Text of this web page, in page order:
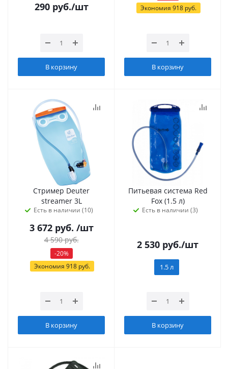
290руб./шт
В корзину
Экономия 918 руб.
В корзину
Стример Deuter
streamer 3L
Есть в наличии (10)
3 672руб. /шт
4 590руб.
-20%
Экономия 918 руб.
В корзину
Питьевая система Red
Fox (1.5 л)
Есть в наличии (3)
2 530 руб./шт
1.5 л
В корзину